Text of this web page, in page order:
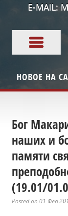
E-MAIL:
НОВОЕ НА
Бог
наших и
памяти
(19.01/
Posted on 01 Фев